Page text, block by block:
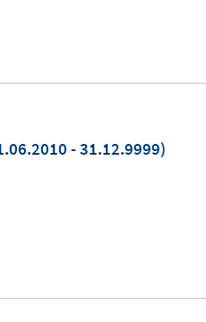
- 31.12.9999)